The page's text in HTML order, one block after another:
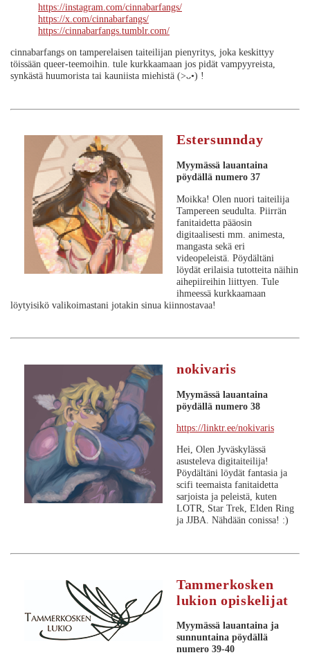
https://instagram.com/cinnabarfangs/
https://x.com/cinnabarfangs/
https://cinnabarfangs.tumblr.com/
cinnabarfangs on tamperelaisen taiteilijan pienyritys, joka keskittyy
töissään queer-teemoihin. tule kurkkaamaan jos pidät vampyyreista,
synkästä huumorista tai kauniista miehistä (>ᴗ•) !
Estersunnday
Myymässä lauantaina
pöydällä numero 37
Moikka! Olen nuori taiteilija
Tampereen seudulta. Piirrän
fanitaidetta pääosin
digitaalisesti mm. animesta,
mangasta sekä eri
videopeleistä. Pöydältäni
löydät erilaisia tutotteita näihin
aihepiireihin liittyen. Tule
ihmeessä kurkkaamaan
löytyisikö valikoimastani jotakin sinua kiinnostavaa!
nokivaris
Myymässä lauantaina
pöydällä numero 38
https://linktr.ee/nokivaris
Hei, Olen Jyväskylässä
asusteleva digitaiteilija!
Pöydältäni löydät fantasia ja
scifi teemaista fanitaidetta
sarjoista ja peleistä, kuten
LOTR, Star Trek, Elden Ring
ja JJBA. Nähdään conissa! :)
Tammerkosken
lukion opiskelijat
Myymässä lauantaina ja
sunnuntaina pöydällä
numero 39-40